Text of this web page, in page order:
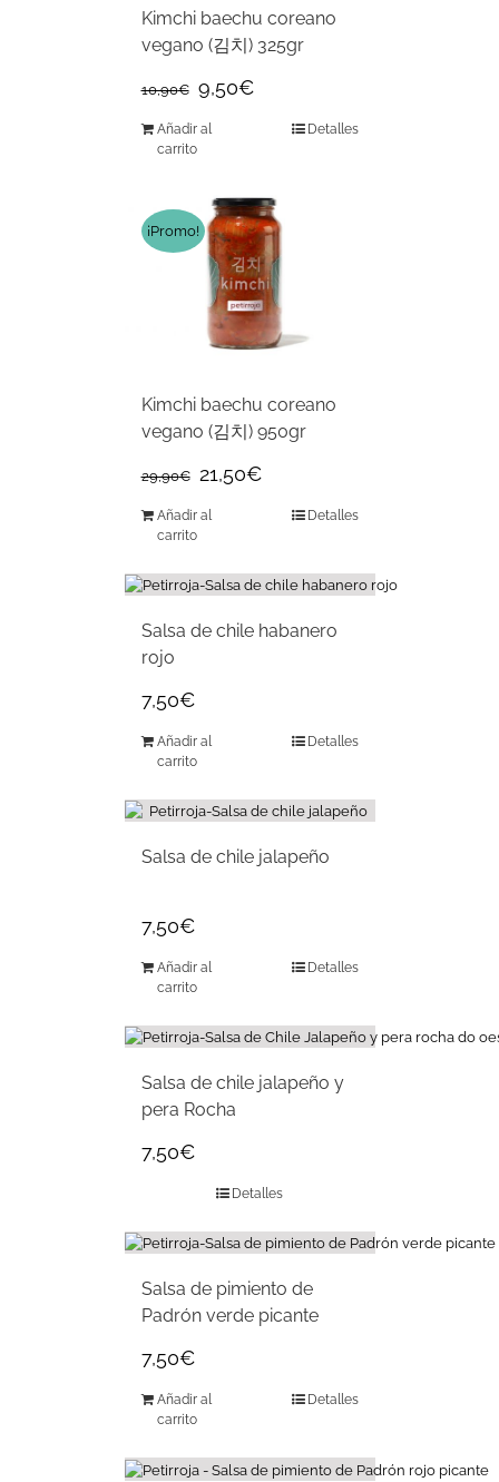
Kimchi baechu coreano
vegano (김치) 325gr
10,90€ 9,50€
Añadir al
carrito
Detalles
¡Promo!
Kimchi baechu coreano
vegano (김치) 950gr
29,90€ 21,50€
Añadir al
carrito
Detalles
Salsa de chile habanero
rojo
7,50€
Añadir al
carrito
Detalles
Salsa de chile jalapeño
7,50€
Añadir al
carrito
Detalles
Salsa de chile jalapeño y
pera Rocha
7,50€
Detalles
Salsa de pimiento de
Padrón verde picante
7,50€
Añadir al
carrito
Detalles